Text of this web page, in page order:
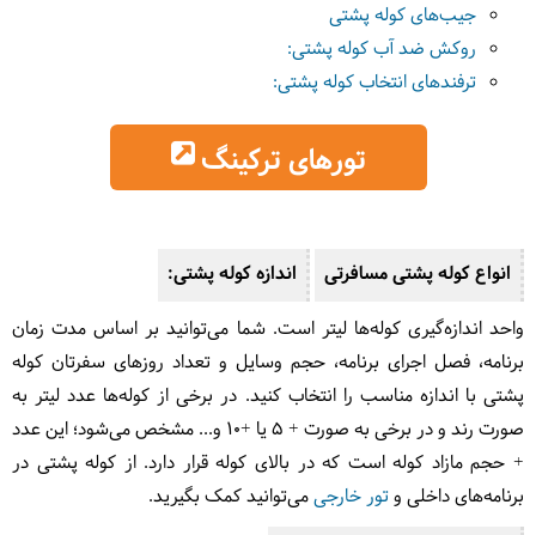
جیب‌های کوله پشتی
روکش ضد آب کوله پشتی:
ترفندهای انتخاب کوله پشتی:
تورهای ترکینگ
انواع کوله پشتی مسافرتی
اندازه کوله پشتی:
واحد اندازه‌گیری کوله‌ها لیتر است. شما می‌توانید بر اساس مدت زمان
برنامه، فصل اجرای برنامه، حجم وسایل و تعداد روزهای سفرتان کوله
پشتی با اندازه مناسب را انتخاب کنید. در برخی از کوله‌ها عدد لیتر به
صورت رند و در برخی به صورت + 5 یا +10 و... مشخص می‌شود؛ این عدد
+ حجم مازاد کوله است که در بالای کوله قرار دارد. از کوله پشتی در
برنامه‌های داخلی وتور خارجیمی‌توانید کمک بگیرید.